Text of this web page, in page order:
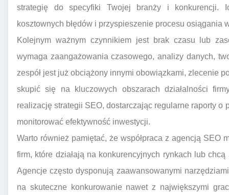
strategię do specyfiki Twojej branży i konkurencji.
kosztownych błędów i przyspieszenie procesu
Kolejnym ważnym czynnikiem jest brak czasu lub
wymaga zaangażowania czasowego, analizy danych,
zespół jest już obciążony innymi obowiązkami, zlecenie
skupić się na kluczowych obszarach działalności
realizację strategii SEO, dostarczając regularne raporty
monitorować efektywność inwestycji.
Warto również pamiętać, że współpraca z agencją SEO
firm, które działają na konkurencyjnych rynkach lub
Agencje często dysponują zaawansowanymi
na skuteczne konkurowanie nawet z największymi